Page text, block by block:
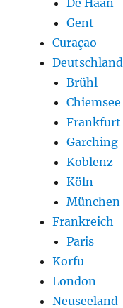
Gent
Curaçao
Deutschland
Brühl
Chiemsee
Frankfurt
Garching
Koblenz
Köln
München
Frankreich
Paris
Korfu
London
Neuseeland